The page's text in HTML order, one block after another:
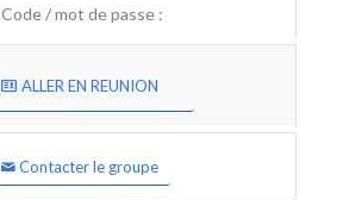
Code / mot de passe :
ALLER EN REUNION
Contacter le groupe